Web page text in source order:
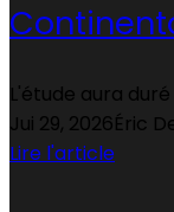
L'étude aura
Jui 29, 2026Éric
Lire l'article